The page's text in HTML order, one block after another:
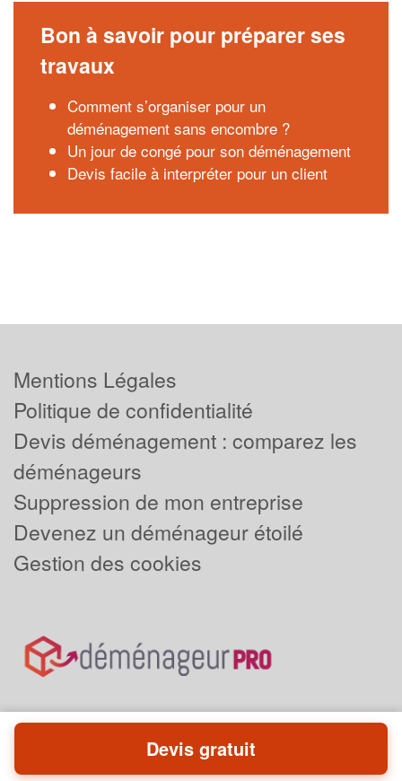
Bon à savoir pour préparer ses
travaux
Comment s’organiser pour un
déménagement sans encombre ?
Un jour de congé pour son déménagement
Devis facile à interpréter pour un client
Mentions Légales
Politique de confidentialité
Devis déménagement : comparez les
déménageurs
Suppression de mon entreprise
Devenez un déménageur étoilé
Gestion des cookies
Powered byPlus que pro
Devis gratuit